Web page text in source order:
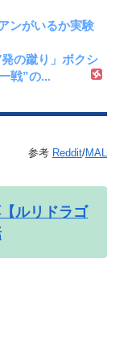
ンがいるか実験
の蹴り」ボクシ
戦”の...
参考 Reddit/MAL
ルリドラゴ